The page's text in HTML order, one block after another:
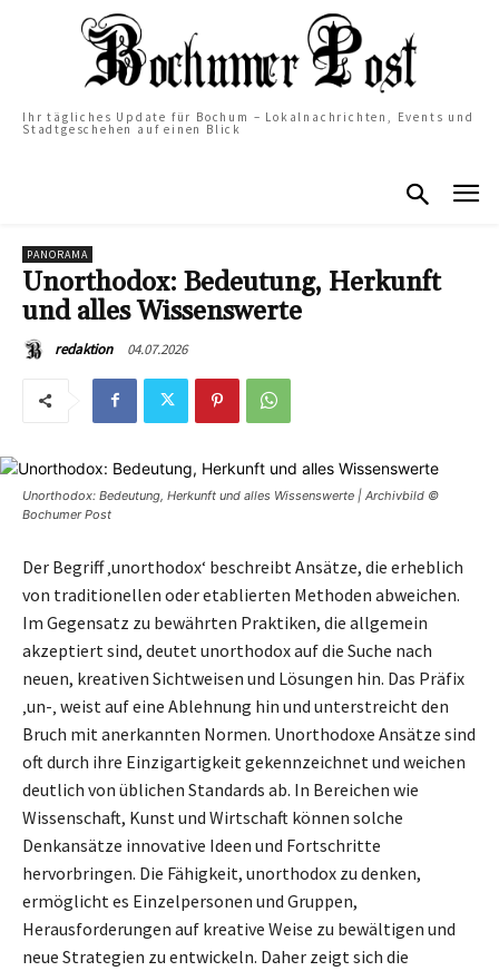
Ihr tägliches Update für Bochum – Lokalnachrichten, Events und
Stadtgeschehen auf einen Blick
PANORAMA
Unorthodox: Bedeutung, Herkunft
und alles Wissenswerte
redaktion 04.07.2026
Unorthodox: Bedeutung, Herkunft und alles Wissenswerte | Archivbild ©
Bochumer Post
Der Begriff ‚unorthodox‘ beschreibt Ansätze, die erheblich
von traditionellen oder etablierten Methoden abweichen.
Im Gegensatz zu bewährten Praktiken, die allgemein
akzeptiert sind, deutet unorthodox auf die Suche nach
neuen, kreativen Sichtweisen und Lösungen hin. Das Präfix
‚un-‚ weist auf eine Ablehnung hin und unterstreicht den
Bruch mit anerkannten Normen. Unorthodoxe Ansätze sind
oft durch ihre Einzigartigkeit gekennzeichnet und weichen
deutlich von üblichen Standards ab. In Bereichen wie
Wissenschaft, Kunst und Wirtschaft können solche
Denkansätze innovative Ideen und Fortschritte
hervorbringen. Die Fähigkeit, unorthodox zu denken,
ermöglicht es Einzelpersonen und Gruppen,
Herausforderungen auf kreative Weise zu bewältigen und
neue Strategien zu entwickeln. Daher zeigt sich die